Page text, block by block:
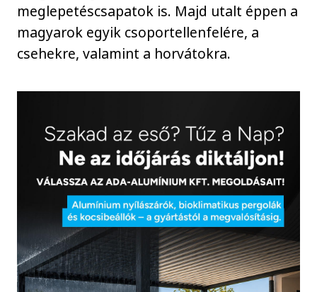
meglepetéscsapatok is. Majd utalt éppen a
magyarok egyik csoportellenfelére, a
csehekre, valamint a horvátokra.